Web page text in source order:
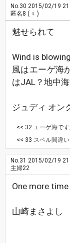
No.30 2015/02/19
匿名8 ( ♀ )
魅せられて
Wind is
風はエーゲ海
はJAL？地中
ジュディ オン
<< 32 エーゲ海ですか！？ ずっと、
<< 33 スペル間違いました Aegean エーゲ海 主さん 当時 ジ
No.31 2015/02/19
主婦22
One more
山崎まさよし